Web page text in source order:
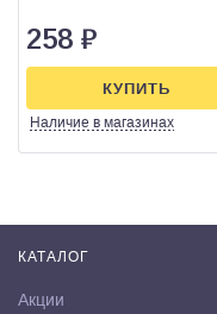
258 ₽
Наличие в магазинах
КУПИТЬ
КАТАЛОГ
Акции